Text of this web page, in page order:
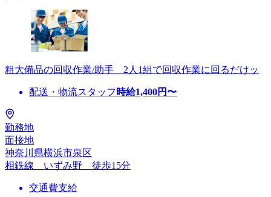
粗大備品の回収作業/助手 2人1組で回収作業に回るだけッ
配送・物流スタッフ 時給1,400円〜
勤務地
面接地
神奈川県横浜市泉区
相鉄線 いずみ野 徒歩15分
交通費支給